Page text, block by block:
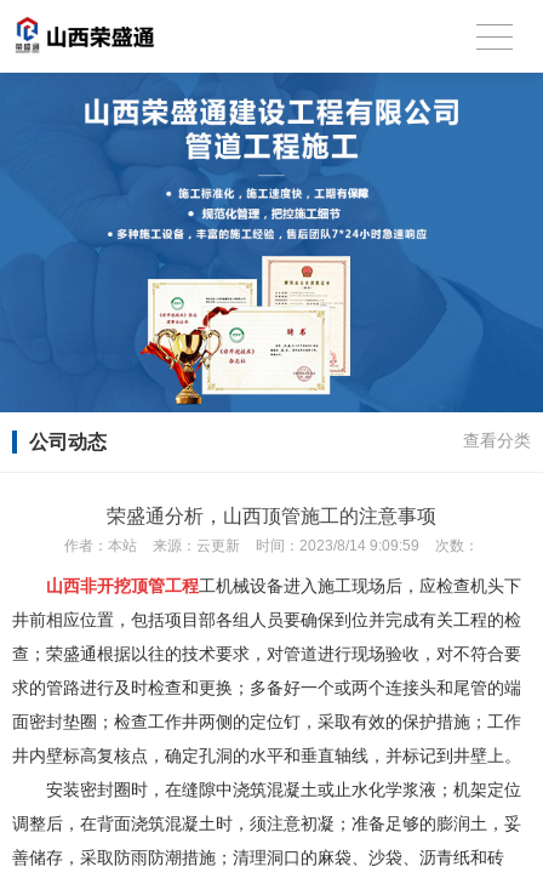
公司动态 查看分类
荣盛通分析，山西顶管施工的注意事项
作者： 本站 来源： 云更新 时间： 2023/8/14 9:09:59 次数：
山西非开挖顶管工程工机械设备进入施工现场后，应检查机头下
井前相应位置，包括项目部各组人员要确保到位并完成有关工程的检
查；荣盛通根据以往的技术要求，对管道进行现场验收，对不符合要
求的管路进行及时检查和更换；多备好一个或两个连接头和尾管的端
面密封垫圈；检查工作井两侧的定位钉，采取有效的保护措施；工作
井内壁标高复核点，确定孔洞的水平和垂直轴线，并标记到井壁上。
安装密封圈时，在缝隙中浇筑混凝土或止水化学浆液；机架定位
调整后，在背面浇筑混凝土时，须注意初凝；准备足够的膨润土，妥
善储存 ，采取防雨防潮措施；清理洞口的麻袋、沙袋、沥青纸和砖